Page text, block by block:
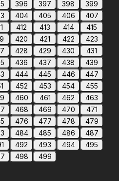
396 397 398
399
404 405 406
407
412 413 414
415
420 421 422
423
428 429 430
431
436 437 438
439
444 445 446
447
452 453 454
455
460 461 462
463
468 469 470
471
476 477 478
479
484 485 486
487
492 493 494
495
498 499